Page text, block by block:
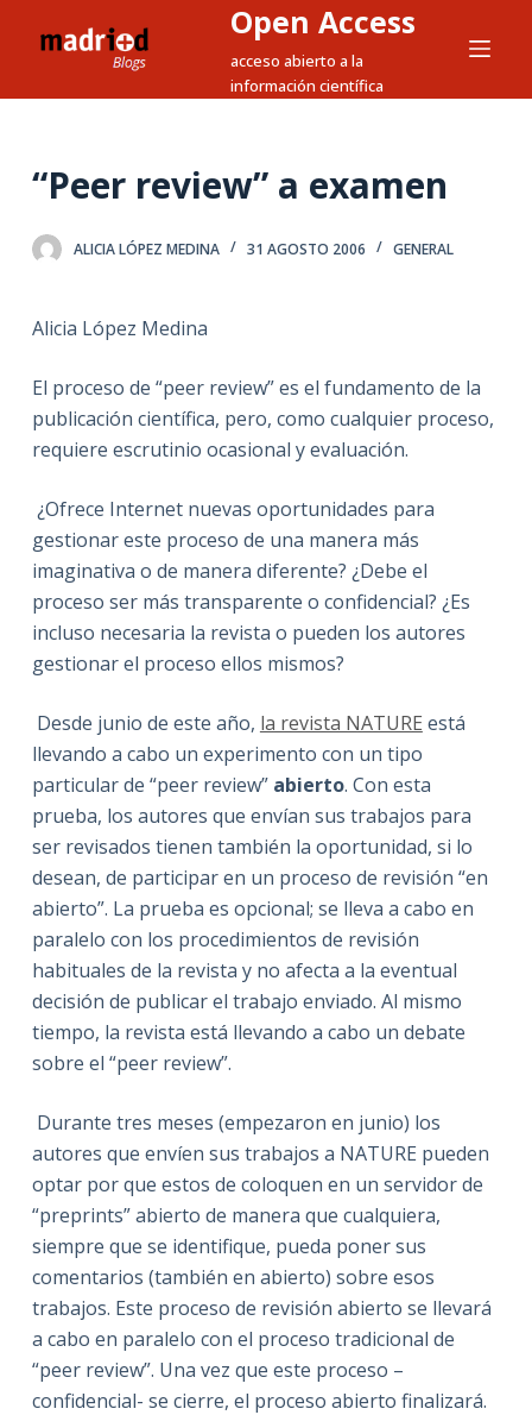
n
e
n
Open Access
acceso abierto a la
información científica
“Peer review” a examen
ALICIA LÓPEZ MEDINA 31 AGOSTO 2006 GENERAL
Alicia López Medina
El proceso de “peer review” es el fundamento de la
publicación científica, pero, como cualquier proceso,
requiere escrutinio ocasional y evaluación.
¿Ofrece Internet nuevas oportunidades para
gestionar este proceso de una manera más
imaginativa o de manera diferente? ¿Debe el
proceso ser más transparente o confidencial? ¿Es
incluso necesaria la revista o pueden los autores
gestionar el proceso ellos mismos?
Desde junio de este año, la revista NATURE está
llevando a cabo un experimento con un tipo
particular de “peer review” abierto. Con esta
prueba, los autores que envían sus trabajos para
ser revisados tienen también la oportunidad, si lo
desean, de participar en un proceso de revisión “en
abierto”. La prueba es opcional; se lleva a cabo en
paralelo con los procedimientos de revisión
habituales de la revista y no afecta a la eventual
decisión de publicar el trabajo enviado. Al mismo
tiempo, la revista está llevando a cabo un debate
sobre el “peer review”.
Durante tres meses (empezaron en junio) los
autores que envíen sus trabajos a NATURE pueden
optar por que estos de coloquen en un servidor de
“preprints” abierto de manera que cualquiera,
siempre que se identifique, pueda poner sus
comentarios (también en abierto) sobre esos
trabajos. Este proceso de revisión abierto se llevará
a cabo en paralelo con el proceso tradicional de
“peer review”. Una vez que este proceso –
confidencial- se cierre, el proceso abierto finalizará.